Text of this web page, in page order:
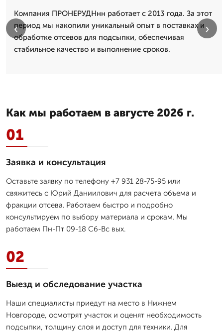
Компания ПРОНЕРУДНнн работает с 2013 года. За этот
период мы накопили уникальный опыт в поставках и
обработке отсевов для подсыпки, обеспечивая
стабильное качество и выполнение сроков.
‹ ›
Как мы работаем в августе 2026 г.
01
Заявка и консультация
Оставьте заявку по телефону +7 931 28-75-95 или
свяжитесь с Юрий Даниилович для расчета объема и
фракции отсева. Работаем быстро и подробно
консультируем по выбору материала и срокам. Мы
работаем Пн-Пт 09-18 Сб-Вс вых.
02
Выезд и обследование участка
Наши специалисты приедут на место в Нижнем
Новгороде, осмотрят участок и оценят необходимость
подсыпки, толщину слоя и доступ для техники. Для